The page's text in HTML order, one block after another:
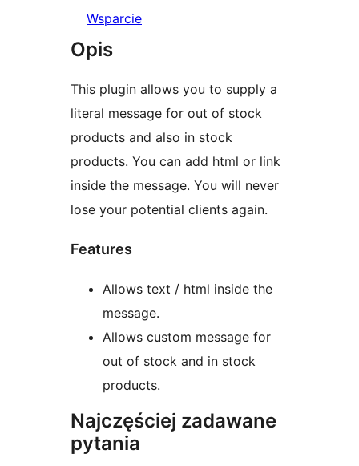
Wsparcie
Opis
This plugin allows you to supply a
literal message for out of stock
products and also in stock
products. You can add html or link
inside the message. You will never
lose your potential clients again.
Features
Allows text / html inside the
message.
Allows custom message for
out of stock and in stock
products.
Najczęściej zadawane
pytania